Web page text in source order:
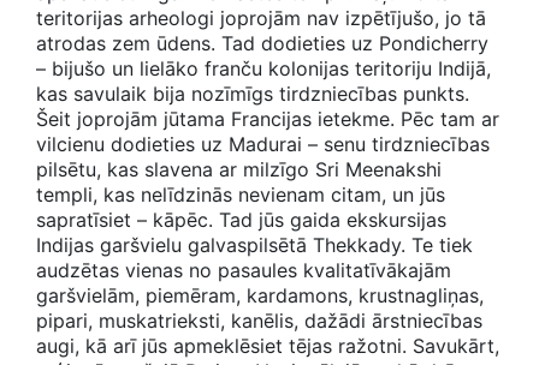
teritorijas arheologi joprojām nav izpētījušo, jo tā
atrodas zem ūdens. Tad dodieties uz Pondicherry
– bijušo un lielāko franču kolonijas teritoriju Indijā,
kas savulaik bija nozīmīgs tirdzniecības punkts.
Šeit joprojām jūtama Francijas ietekme. Pēc tam ar
vilcienu dodieties uz Madurai – senu tirdzniecības
pilsētu, kas slavena ar milzīgo Sri Meenakshi
templi, kas nelīdzinās nevienam citam, un jūs
sapratīsiet – kāpēc. Tad jūs gaida ekskursijas
Indijas garšvielu galvaspilsētā Thekkady. Te tiek
audzētas vienas no pasaules kvalitatīvākajām
garšvielām, piemēram, kardamons, krustnagliņas,
pipari, muskatrieksti, kanēlis, dažādi ārstniecības
augi, kā arī jūs apmeklēsiet tējas ražotni. Savukārt,